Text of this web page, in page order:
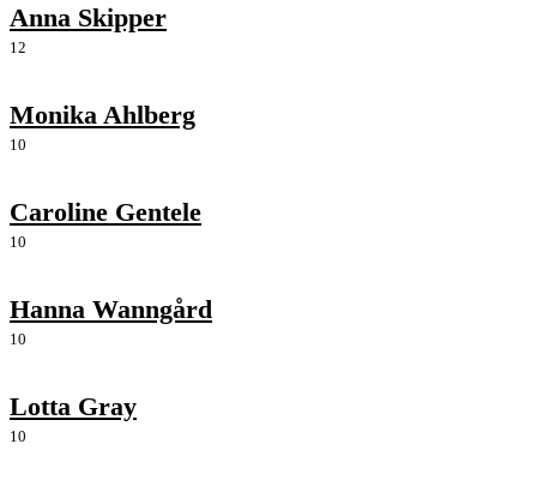
Anna Skipper
12
Monika Ahlberg
10
Caroline Gentele
10
Hanna Wanngård
10
Lotta Gray
10